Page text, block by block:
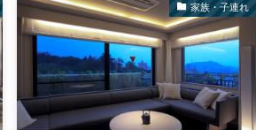
家族・子連れ